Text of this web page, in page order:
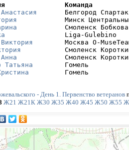
Команда
Белгород
Минск
Смоленск
Liga-Gulebino
Москва O-
Смоленск
Смоленск
Татьяна
Гомель
Гомель
- День 1. Первенство ветеранов
Ж21 Ж21К Ж30 Ж35 Ж40 Ж45 Ж50 Ж55